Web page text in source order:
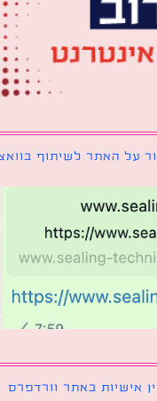
לשיתוף בוואצאפ
באתר וורדפרס